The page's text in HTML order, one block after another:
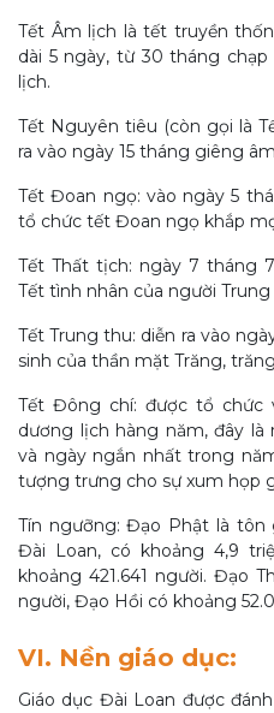
Tết Âm lịch là tết truyền
dài 5 ngày, từ 30 tháng
lịch.
Tết Nguyên tiêu (còn gọi là
ra vào ngày 15 tháng giêng
Tết Đoan ngọ: vào ngày 5
tổ chức tết Đoan ngọ khắp
Tết Thất tịch: ngày 7 tháng
Tết tình nhân của người Trung
Tết Trung thu: diễn ra vào
sinh của thần mặt Trăng,
Tết Đông chí: được tổ chức
dương lịch hàng năm, đây
và ngày ngắn nhất trong
tượng trưng cho sự xum họp
Tín ngưỡng: Đạo Phật là
Đài Loan, có khoảng 4,9
khoảng 421.641 người. Đạo
người, Đạo Hồi có khoảng
VI. Nền giáo dục:
Giáo dục Đài Loan được